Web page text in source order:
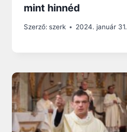
mint hinnéd
Szerző: szerk 2024. január 31.